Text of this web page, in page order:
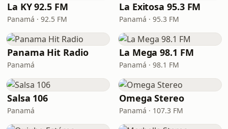
La KY 92.5 FM
Panamá · 92.5 FM
La Exitosa 95.3 FM
Panamá · 95.3 FM
Panama Hit Radio
Panamá
La Mega 98.1 FM
Panamá · 98.1 FM
Salsa 106
Panamá
Omega Stereo
Panamá · 107.3 FM